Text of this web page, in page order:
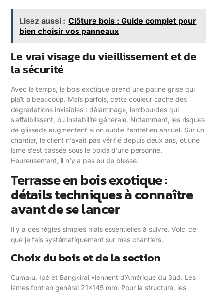
Lisez aussi : Clôture bois : Guide complet pour
bien choisir vos panneaux
Le vrai visage du vieillissement et de
la sécurité
Avec le temps, le bois exotique prend une patine grise qui
plaît à beaucoup. Mais parfois, cette couleur cache des
dégradations invisibles : délaminage, lambourdes qui
s’affaiblissent, ou instabilité générale. Notamment, les risques
de glissade augmentent si on oublie l’entretien annuel. Sur un
chantier, le client n’avait pas vérifié depuis deux ans, et une
lame s’est cassée sous le poids d’une personne.
Heureusement, il n’y a pas eu de blessé.
Terrasse en bois exotique :
détails techniques à connaître
avant de se lancer
Il y a des règles simples mais essentielles à suivre. Voici ce
que je fais systématiquement sur mes chantiers.
Choix du bois et de la section
Cumaru, Ipé et Bangkirai viennent d’Amérique du Sud. Les
lames font en général 21×145 mm. Pour la structure, les